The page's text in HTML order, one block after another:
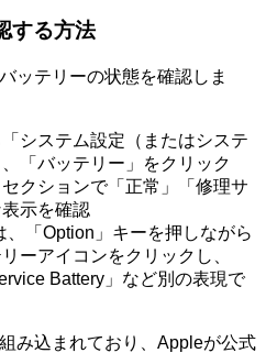
する方法
ッテリーの状態を確認しま
システム設定（またはシステ
「バッテリー」をクリック
セクションで「正常」「修理サ
示を確認
「Option」キーを押しながら
ーアイコンをクリックし、
Battery」など別の表現で
み込まれており、Appleが公式